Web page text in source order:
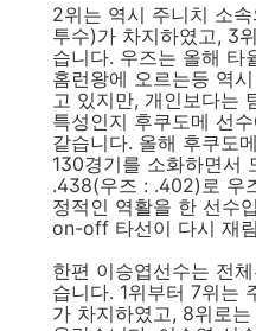
2위는 역시 주니치 소
투수)가 차지하였고, 3
습니다. 우즈는 올해 타
홈런왕에 오르는등 역
고 있지만, 개인보다는
특성인지 후쿠도메 선
같습니다. 올해 후쿠도
130경기를 소화하면서
.438(우즈 : .402)로 우
정적인 역활을 한 선수
on-off 타선이 다시 재
한편 이승엽선수는 전
습니다. 1위부터 7위는
가 차지하였고, 8위로